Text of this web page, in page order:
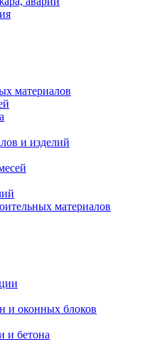
материалов
и изделий
материалов
и оконных блоков
и бетона